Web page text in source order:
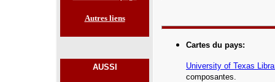
Autres liens
AUSSI
Cartes du pays:
University of Texas
composantes.